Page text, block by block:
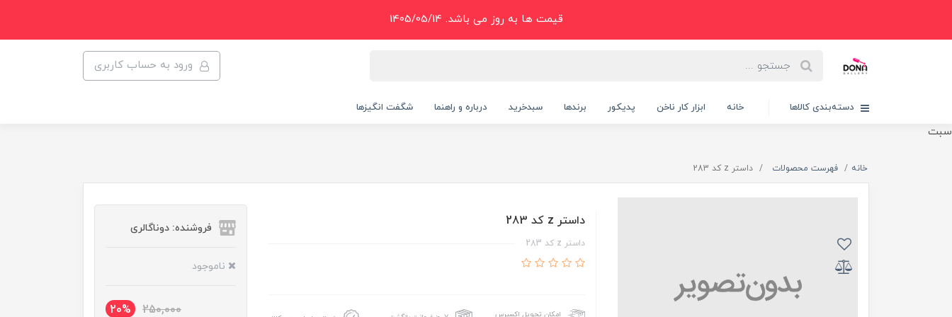
سبت
قیمت ها به روز می باشد. 1405/05/14
ورود به حساب کاربری
دسته‌بندی کالاها خانه ابزار کار ناخن پدیکور برندها سبدخرید درباره و راهنما شگفت انگیزها
خانه فهرست محصولات داستر z کد 283
داستر z کد 283
داستر z کد 283
امکان تحویل اکسپرس
فروشنده: دوناگالری
ناموجود
250,000
20%